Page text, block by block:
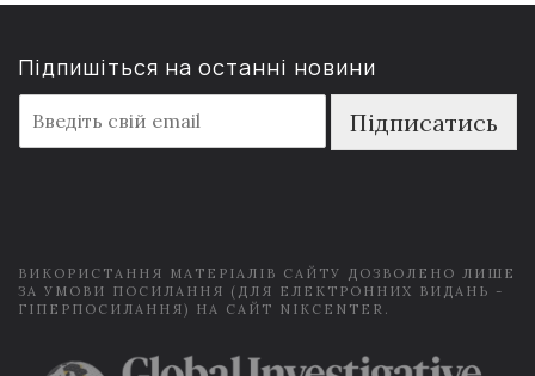
Підпишіться на останні новини
m
a
Підписатись
ВИКОРИСТАННЯ МАТЕРІАЛІВ САЙТУ ДОЗВОЛЕНО ЛИШЕ
ЗА УМОВИ ПОСИЛАННЯ (ДЛЯ ЕЛЕКТРОННИХ ВИДАНЬ -
ГІПЕРПОСИЛАННЯ) НА САЙТ NIKCENTER.